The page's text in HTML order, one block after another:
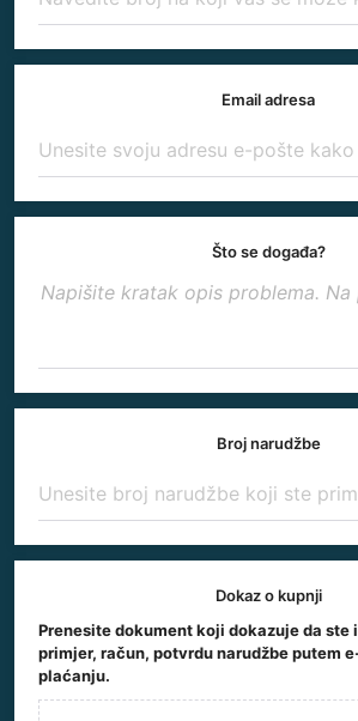
Email adresa
Što se događa?
Broj narudžbe
Dokaz o kupnji
Prenesite dokument koji dokazuje da ste
primjer, račun, potvrdu narudžbe putem
plaćanju.